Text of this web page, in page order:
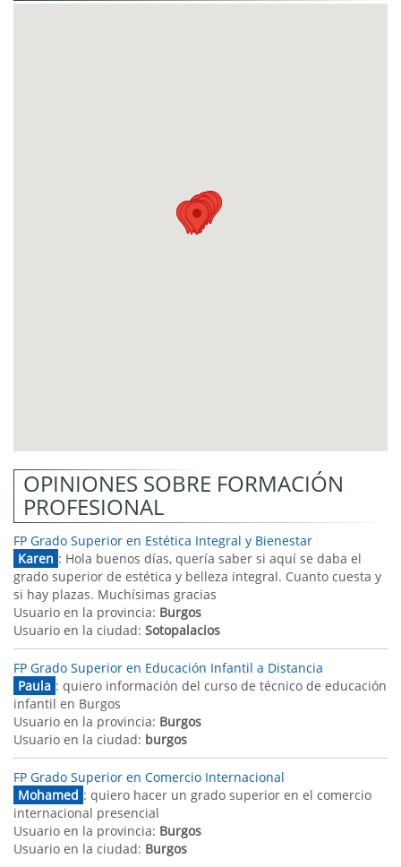
OPINIONES SOBRE FORMACIÓN
PROFESIONAL
FP Grado Superior en Estética Integral y Bienestar
Karen : Hola buenos días, quería saber si aquí se daba el
grado superior de estética y belleza integral. Cuanto cuesta y
si hay plazas. Muchísimas gracias
Usuario en la provincia: Burgos
Usuario en la ciudad: Sotopalacios
FP Grado Superior en Educación Infantil a Distancia
Paula : quiero información del curso de técnico de educación
infantil en Burgos
Usuario en la provincia: Burgos
Usuario en la ciudad: burgos
FP Grado Superior en Comercio Internacional
Mohamed : quiero hacer un grado superior en el comercio
internacional presencial
Usuario en la provincia: Burgos
Usuario en la ciudad: Burgos